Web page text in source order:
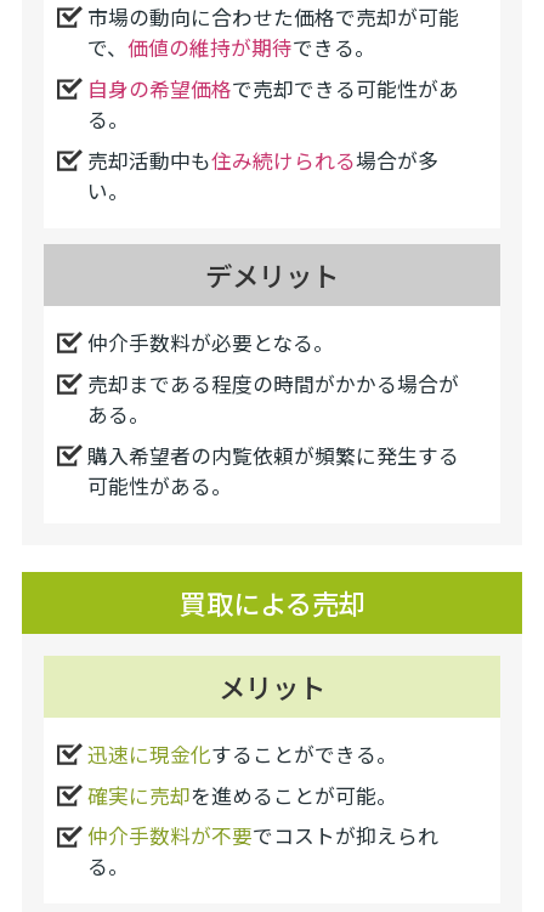
市場の動向に合わせた価格で売却が可能
で、 価値の維持が期待できる。
自身の希望価格で売却できる可能性があ
る。
売却活動中も住み続けられる場合が多
い。
デメリット
仲介手数料が必要となる。
売却まである程度の時間がかかる場合が
ある。
購入希望者の内覧依頼が頻繁に発生する
可能性がある。
買取による売却
メリット
迅速に現金化することができる。
確実に売却を進めることが可能。
仲介手数料が不要でコストが抑えられ
る。